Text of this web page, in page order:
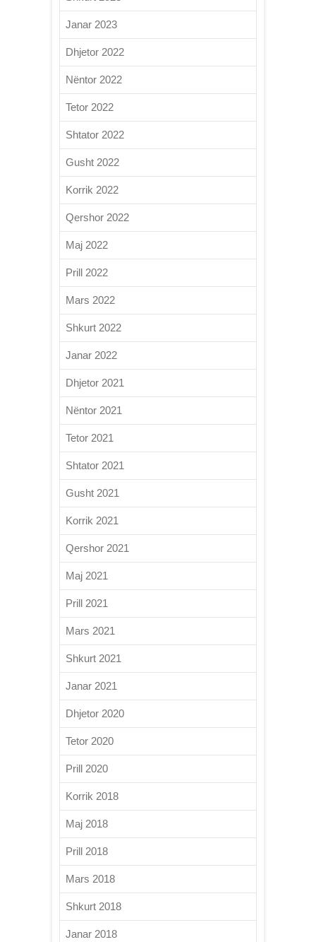
Janar 2023
Dhjetor 2022
Nëntor 2022
Tetor 2022
Shtator 2022
Gusht 2022
Korrik 2022
Qershor 2022
Maj 2022
Prill 2022
Mars 2022
Shkurt 2022
Janar 2022
Dhjetor 2021
Nëntor 2021
Tetor 2021
Shtator 2021
Gusht 2021
Korrik 2021
Qershor 2021
Maj 2021
Prill 2021
Mars 2021
Shkurt 2021
Janar 2021
Dhjetor 2020
Tetor 2020
Prill 2020
Korrik 2018
Maj 2018
Prill 2018
Mars 2018
Shkurt 2018
Janar 2018